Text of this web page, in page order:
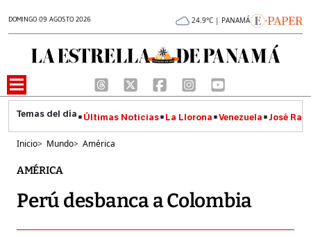
DOMINGO 09 AGOSTO 2026 24.9°C | PANAMÁ
Últimas Noticias La Llorona Venezuela José
Inicio> Mundo> América
AMÉRICA
Perú desbanca a Colombia